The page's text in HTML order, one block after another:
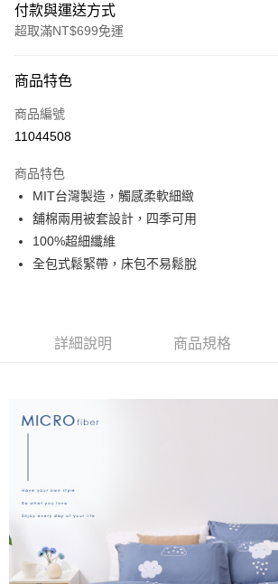
付款與運送方式
超取滿NT$699免運
信用卡一次付款
信用卡分期付款
合作金庫商業銀行
華南商業銀行
上海商業儲蓄銀行
國泰世華商業銀行
臺灣中小企業銀行
玉山商業銀行
星展（台灣
台新國際商業銀行
中國信託商
超商取貨付款
LINE Pay
Apple Pay
全盈+PAY
【大哥付你分期使用說明】
流程，驗證手機門號後，選擇欲分期的期數、繳款截
成交易。
3.實際核准額度、可分期數及費用金額請依後續交易
4.訂單成立30分鐘內，如未前往確認交易或遇審核未
消。如遇「轉專審核」未通過狀況，表示未達大哥付
法說明評估內容。
【繳款方式說明】
【關於「AFTEE先享後付」】
AFTEE先享後付是「在收到商品之後才付款」的支付
便利好安心！
１．簡單：不需註冊會員、不需綁卡、不需儲值。
２．便利：只要手機號碼，簡訊認證，即可結帳。
３．安心：先確認商品／服務後，再付款。
Hami Point
相關說明
「Hami Point」為中華電信所提供之點數服務，可於
會員帳號後，即可在購物車使用 Hami Point 折抵消
ATM付款
商品特色
商品編號
11044508
商品特色
MIT台灣製造，觸感柔軟細緻
舖棉兩用被套設計，四季可用
100%超細纖維
全包式鬆緊帶，床包不易鬆脫
詳細說明 商品規格